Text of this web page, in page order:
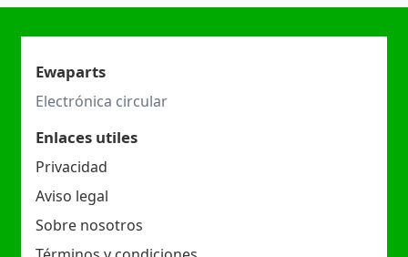
Ewaparts
Electrónica circular
Enlaces utiles
Privacidad
Aviso legal
Sobre nosotros